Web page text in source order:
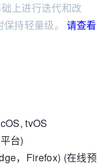
上进行迭代和改
持轻量级。
请查看
tvOS
台)
，Firefox) (在线预